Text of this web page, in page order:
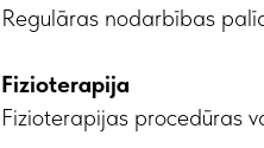
Regulāras nodarbības
Fizioterapija
Fizioterapijas procedūras